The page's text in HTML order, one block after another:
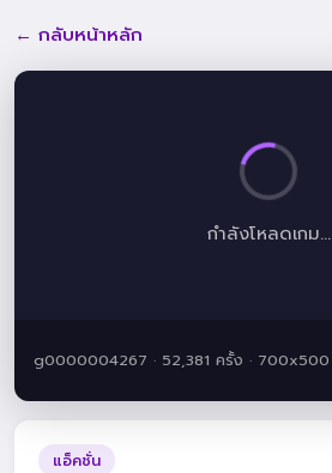
← กลับหน้าหลัก
กำลังโหลดเกม...
g0000004267 · 52,381 ครั้ง · 700x500
แอ็คชั่น